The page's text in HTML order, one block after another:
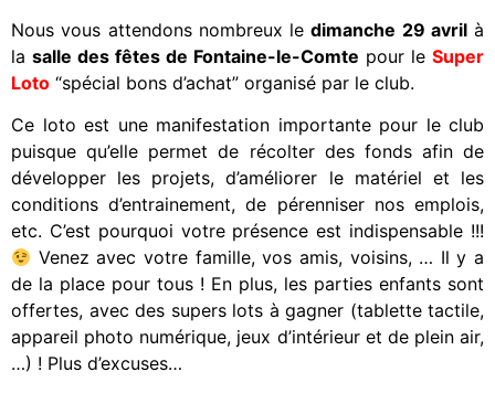
Nous vous attendons nombreux ledimanche 29 avrilà
la salle des fêtes de Fontaine-le-Comte pour le Super
Loto “spécial bons d’achat” organisé par le club.
Ce loto est une manifestation importante pour le club
puisque qu’elle permet de récolter des fonds afin de
développer les projets, d’améliorer le matériel et les
conditions d’entrainement, de pérenniser nos emplois,
etc. C’est pourquoi votre présence est indispensable !!!
Venez avec votre famille, vos amis, voisins, … Il y a
de la place pour tous ! En plus, les parties enfants sont
offertes, avec des supers lots à gagner (tablette tactile,
appareil photo numérique, jeux d’intérieur et de plein air,
…) ! Plus d’excuses…